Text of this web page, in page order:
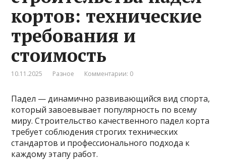
кортов: технические
требования и
стоимость
10.11.2025 Разное Комментарии: 0
Падел — динамично развивающийся вид спорта,
который завоевывает популярность по всему
миру. Строительство качественного падел корта
требует соблюдения строгих технических
стандартов и профессионального подхода к
каждому этапу работ.